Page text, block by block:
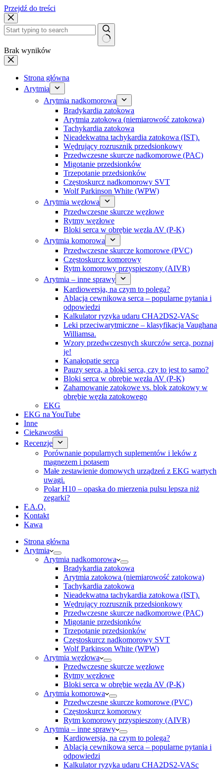
Przejdź do treści
Brak wyników
Strona główna
Arytmia
Arytmia nadkomorowa
Bradykardia zatokowa
Arytmia zatokowa (niemiarowość zatokowa)
Tachykardia zatokowa
Nieadekwatna tachykardia zatokowa (IST).
Wędrujący rozrusznik przedsionkowy
Przedwczesne skurcze nadkomorowe (PAC)
Migotanie przedsionków
Trzepotanie przedsionków
Częstoskurcz nadkomorowy SVT
Wolf Parkinson White (WPW)
Arytmia węzłowa
Przedwczesne skurcze węzłowe
Rytmy węzłowe
Bloki serca w obrębie węzła AV (P-K)
Arytmia komorowa
Przedwczesne skurcze komorowe (PVC)
Częstoskurcz komorowy
Rytm komorowy przyspieszony (AIVR)
Arytmia – inne sprawy
Kardiowersja, na czym to polega?
Ablacja cewnikowa serca – popularne pytania i
odpowiedzi
Kalkulator ryzyka udaru CHA2DS2-VASc
Leki przeciwarytmiczne – klasyfikacja Vaughana
Williamsa.
Wzory przedwczesnych skurczów serca, poznaj
je!
Kanałopatie serca
Pauzy serca, a bloki serca, czy to jest to samo?
Bloki serca w obrębie węzła AV (P-K)
Zahamowanie zatokowe vs. blok zatokowy w
obrębie węzła zatokowego
EKG
EKG na YouTube
Inne
Ciekawostki
Recenzje
Porównanie popularnych suplementów i leków z
magnezem i potasem
Małe zestawienie domowych urządzeń z EKG wartych
uwagi.
Polar H10 – opaska do mierzenia pulsu lepsza niż
zegarki?
F.A.Q.
Kontakt
Kawa
Strona główna
Arytmia
Arytmia nadkomorowa
Bradykardia zatokowa
Arytmia zatokowa (niemiarowość zatokowa)
Tachykardia zatokowa
Nieadekwatna tachykardia zatokowa (IST).
Wędrujący rozrusznik przedsionkowy
Przedwczesne skurcze nadkomorowe (PAC)
Migotanie przedsionków
Trzepotanie przedsionków
Częstoskurcz nadkomorowy SVT
Wolf Parkinson White (WPW)
Arytmia węzłowa
Przedwczesne skurcze węzłowe
Rytmy węzłowe
Bloki serca w obrębie węzła AV (P-K)
Arytmia komorowa
Przedwczesne skurcze komorowe (PVC)
Częstoskurcz komorowy
Rytm komorowy przyspieszony (AIVR)
Arytmia – inne sprawy
Kardiowersja, na czym to polega?
Ablacja cewnikowa serca – popularne pytania i
odpowiedzi
Kalkulator ryzyka udaru CHA2DS2-VASc